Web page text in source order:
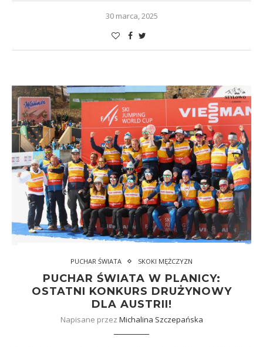
30 marca, 2025
PUCHAR ŚWIATA SKOKI MĘŻCZYZN
PUCHAR ŚWIATA W PLANICY:
OSTATNI KONKURS DRUŻYNOWY
DLA AUSTRII!
Napisane przez Michalina Szczepańska